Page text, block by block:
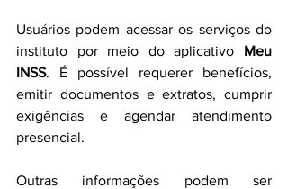
Usuários podem acessar os serviços do
instituto por meio do aplicativo Meu
INSS. É possível requerer benefícios,
emitir documentos e extratos, cumprir
exigências e agendar atendimento
presencial.
Outras informações podem ser